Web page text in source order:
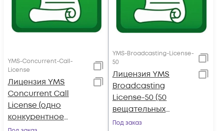
YMS-Concurrent-Call-
License
Лицензия YMS
Concurrent Call
License (одно
конкурентное
соединение,
YMS-Broadcasting-License-
50
Лицензия YMS
Broadcasting
License-50 (50
вещательных
соединений,
Под заказ